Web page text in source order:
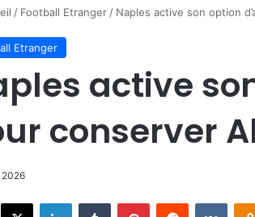
/ Football Etranger / Naples active son option
Etranger
active
conserver
2026
X LinkedinTumblr PinterestReddit